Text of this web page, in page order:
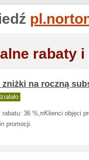
rabaty
zniżki na roczną
rabatu: 36 %,rrKlienci objęci
promocji.